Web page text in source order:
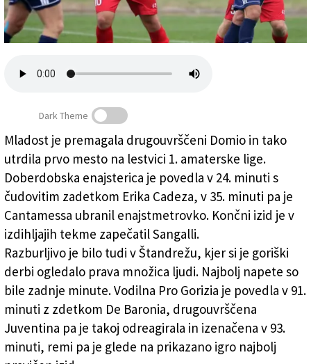
Naročnine
Nogometna sobota: super Mladost, Sistiana Sesljan
boljši od Vesne
Dark Theme
Mladost je premagala drugouvrščeni Domio in tako
utrdila prvo mesto na lestvici 1. amaterske lige.
Doberdobska enajsterica je povedla v 24. minuti s
čudovitim zadetkom Erika Cadeza, v 35. minuti pa je
Cantamessa ubranil enajstmetrovko. Končni izid je v
izdihljajih tekme zapečatil Sangalli.
Razburljivo je bilo tudi v Štandrežu, kjer si je goriški
derbi ogledalo prava množica ljudi. Najbolj napete so
bile zadnje minute. Vodilna Pro Gorizia je povedla v 91.
minuti z zdetkom De Baronia, drugouvrščena
Juventina pa je takoj odreagirala in izenačena v 93.
minuti, remi pa je glede na prikazano igro najbolj